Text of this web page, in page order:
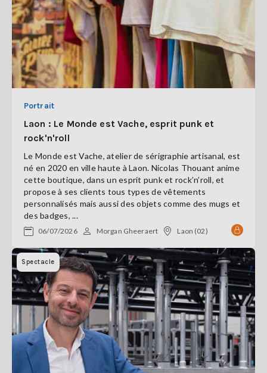
Portrait
Laon : Le Monde est Vache, esprit punk et
rock'n'roll
Le Monde est Vache, atelier de sérigraphie artisanal, est
né en 2020 en ville haute à Laon. Nicolas Thouant anime
cette boutique, dans un esprit punk et rock’n’roll, et
propose à ses clients tous types de vêtements
personnalisés mais aussi des objets comme des mugs et
des badges, ...
06/07/2026 Morgan Gheeraert Laon (02)
Spectacle